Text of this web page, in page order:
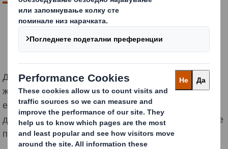
Дали некогаш сте купиле чоколадо за кое сте имале
желба при излез од продавница? Ако е така, не сте
единствени. Околу 70% од одлуката се носи
дирекно во продавница. Начинот на кој производот е
презентиран игра голема улога во тоа.